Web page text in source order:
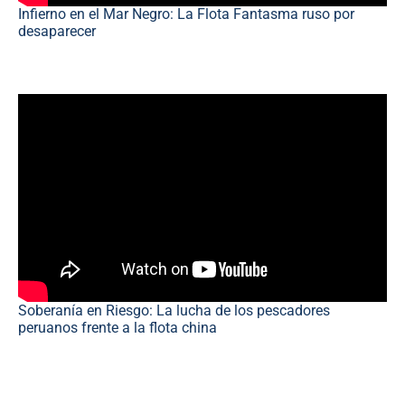
Infierno en el Mar Negro: La Flota Fantasma ruso por
desaparecer
Soberanía en Riesgo: La lucha de los pescadores
peruanos frente a la flota china